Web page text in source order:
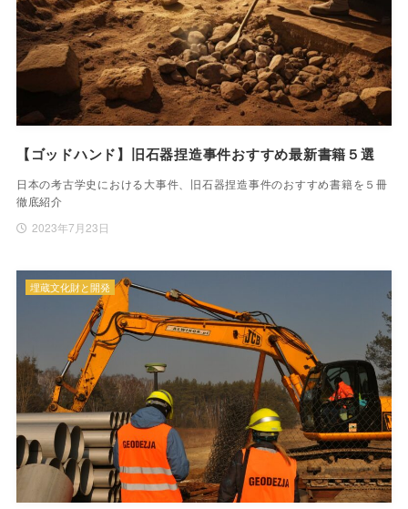
【ゴッドハンド】旧石器捏造事件おすすめ最新書籍５選
日本の考古学史における大事件、旧石器捏造事件のおすすめ書籍を５冊
徹底紹介
2023年7月23日
埋蔵文化財と開発